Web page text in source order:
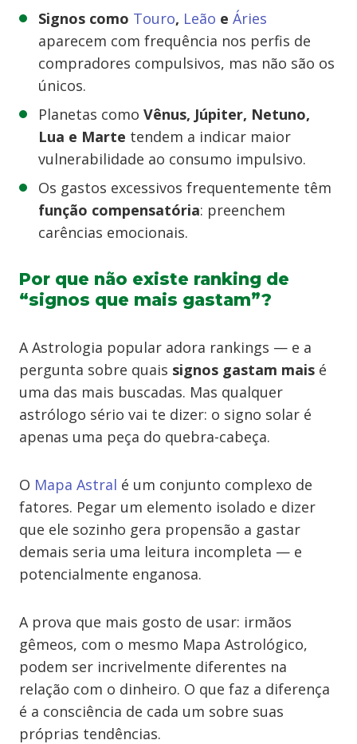
Signos como Touro, Leão e Áries
aparecem com frequência nos perfis de
compradores compulsivos, mas não são os
únicos.
Planetas como Vênus, Júpiter, Netuno,
Lua e Marte tendem a indicar maior
vulnerabilidade ao consumo impulsivo.
Os gastos excessivos frequentemente têm
função compensatória: preenchem
carências emocionais.
Por que não existe ranking de
“signos que mais gastam”?
A Astrologia popular adora rankings — e a
pergunta sobre quais signos gastam mais é
uma das mais buscadas. Mas qualquer
astrólogo sério vai te dizer: o signo solar é
apenas uma peça do quebra-cabeça.
O Mapa Astral é um conjunto complexo de
fatores. Pegar um elemento isolado e dizer
que ele sozinho gera propensão a gastar
demais seria uma leitura incompleta — e
potencialmente enganosa.
A prova que mais gosto de usar: irmãos
gêmeos, com o mesmo Mapa Astrológico,
podem ser incrivelmente diferentes na
relação com o dinheiro. O que faz a diferença
é a consciência de cada um sobre suas
próprias tendências.